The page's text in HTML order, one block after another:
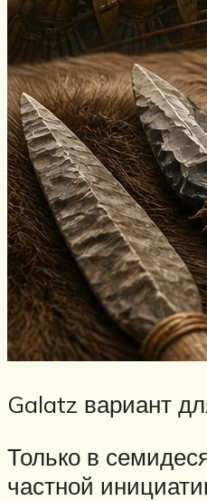
Galatz вариант
Только в
частной